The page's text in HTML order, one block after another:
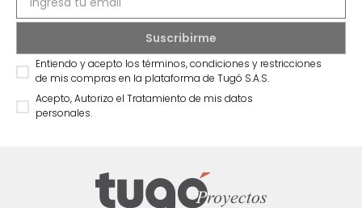
Entiendo y acepto los términos, condiciones y restricciones
de mis compras en la plataforma de Tugó S.A.S.
Acepto, Autorizo el Tratamiento de mis datos
personales.